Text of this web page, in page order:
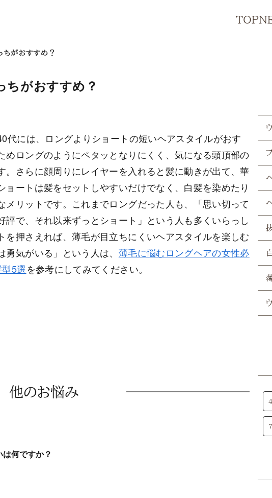
TOP
ちがおすすめ？
ちがおすすめ？
代には、ロングよりショートの短いヘアスタイルがおす
ロングのようにペタッとなりにくく、気になる頭頂部の
さらに顔周りにレイヤーを入れると髪に動きが出て、華
ートは髪をセットしやすいだけでなく、白髪を染めたり
リットです。これまでロングだった人も、「思い切って
で、それ以来ずっとショート」という人も多くいらっし
を押さえれば、薄毛が目立ちにくいヘアスタイルを楽しむ
気がいる」という人は、 薄毛に悩むロングヘアの女性必
5選を参考にしてみてください。
他のお悩み
何ですか？